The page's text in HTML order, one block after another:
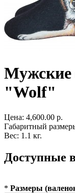
Мужские
"Wolf"
Цена: 4,600.00 р.
Габаритный
Вес: 1.1 кг.
Доступные
* Размеры